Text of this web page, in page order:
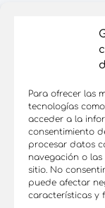
Para ofrecer las
tecnologías
acceder a la
consentimiento
procesar datos
navegación o
sitio. No
puede afectar
características y
ProductosMi
Condiciones
Aviso Legal |